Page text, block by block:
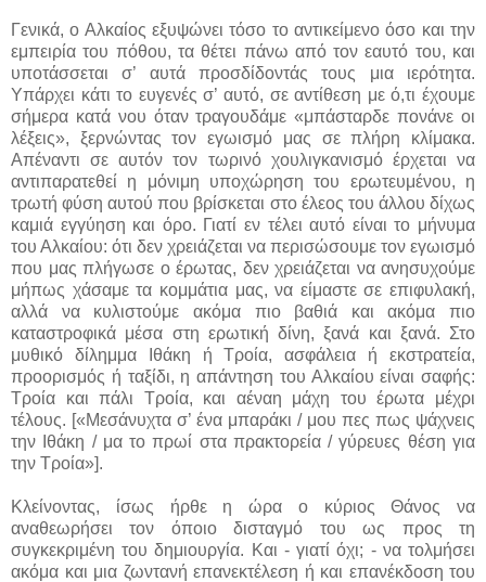
Γενικά, ο Αλκαίος εξυψώνει τόσο το αντικείμενο όσο και την
εμπειρία του πόθου, τα θέτει πάνω από τον εαυτό του, και
υποτάσσεται σ’ αυτά προσδίδοντάς τους μια ιερότητα.
Υπάρχει κάτι το ευγενές σ’ αυτό, σε αντίθεση με ό,τι έχουμε
σήμερα κατά νου όταν τραγουδάμε «μπάσταρδε πονάνε οι
λέξεις», ξερνώντας τον εγωισμό μας σε πλήρη κλίμακα.
Απέναντι σε αυτόν τον τωρινό χουλιγκανισμό έρχεται να
αντιπαρατεθεί η μόνιμη υποχώρηση του ερωτευμένου, η
τρωτή φύση αυτού που βρίσκεται στο έλεος του άλλου δίχως
καμιά εγγύηση και όρο. Γιατί εν τέλει αυτό είναι το μήνυμα
του Αλκαίου: ότι δεν χρειάζεται να περισώσουμε τον εγωισμό
που μας πλήγωσε ο έρωτας, δεν χρειάζεται να ανησυχούμε
μήπως χάσαμε τα κομμάτια μας, να είμαστε σε επιφυλακή,
αλλά να κυλιστούμε ακόμα πιο βαθιά και ακόμα πιο
καταστροφικά μέσα στη ερωτική δίνη, ξανά και ξανά. Στο
μυθικό δίλημμα Ιθάκη ή Τροία, ασφάλεια ή εκστρατεία,
προορισμός ή ταξίδι, η απάντηση του Αλκαίου είναι σαφής:
Τροία και πάλι Τροία, και αέναη μάχη του έρωτα μέχρι
τέλους. [«Μεσάνυχτα σ’ ένα μπαράκι / μου πες πως ψάχνεις
την Ιθάκη / μα το πρωί στα πρακτορεία / γύρευες θέση για
την Τροία»].
Κλείνοντας, ίσως ήρθε η ώρα ο κύριος Θάνος να
αναθεωρήσει τον όποιο δισταγμό του ως προς τη
συγκεκριμένη του δημιουργία. Και - γιατί όχι; - να τολμήσει
ακόμα και μια ζωντανή επανεκτέλεση ή και επανέκδοση του